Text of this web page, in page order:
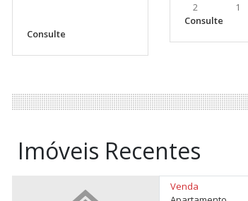
Consulte
2 1
Consulte
Imóveis Recentes
Venda